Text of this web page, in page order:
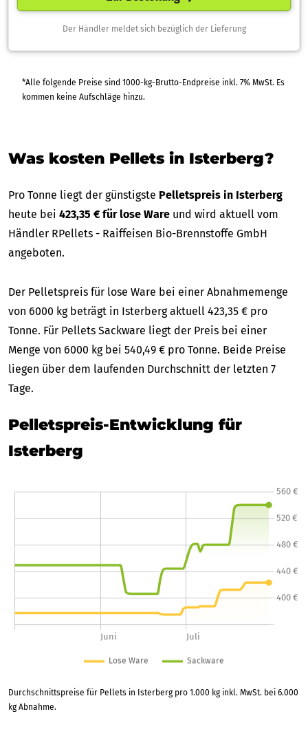
Der Händler meldet sich bezüglich der Lieferung
*Alle folgende Preise sind 1000-kg-Brutto-Endpreise inkl. 7% MwSt. Es
kommen keine Aufschläge hinzu.
Was kosten Pellets in Isterberg?
Pro Tonne liegt der günstigste Pelletspreis in Isterberg
heute bei 423,35 € für lose Ware und wird aktuell vom
Händler RPellets - Raiffeisen Bio-Brennstoffe GmbH
angeboten.
Der Pelletspreis für lose Ware bei einer Abnahmemenge
von 6000 kg beträgt in Isterberg aktuell 423,35 € pro
Tonne. Für Pellets Sackware liegt der Preis bei einer
Menge von 6000 kg bei 540,49 € pro Tonne. Beide Preise
liegen über dem laufenden Durchschnitt der letzten 7
Tage.
Pelletspreis-Entwicklung für
Isterberg
Durchschnittspreise für Pellets in Isterberg pro 1.000 kg inkl. MwSt. bei 6.000
kg Abnahme.